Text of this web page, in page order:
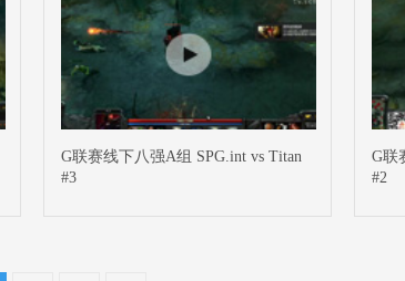
G联赛线下八强A组 SPG.int vs Titan
#3
G联
#2